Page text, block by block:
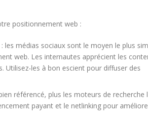
positionnement web :
: les médias sociaux sont le moyen le plus
web. Les internautes apprécient les
les à bon escient pour diffuser des
référencé, plus les moteurs de recherche
payant et le netlinking pour